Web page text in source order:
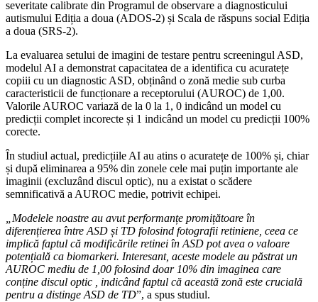
severitate calibrate din Programul de observare a diagnosticului
autismului Ediția a doua (ADOS-2) și Scala de răspuns social Ediția
a doua (SRS-2).
La evaluarea setului de imagini de testare pentru screeningul ASD,
modelul AI a demonstrat capacitatea de a identifica cu acuratețe
copiii cu un diagnostic ASD, obținând o zonă medie sub curba
caracteristicii de funcționare a receptorului (AUROC) de 1,00.
Valorile AUROC variază de la 0 la 1, 0 indicând un model cu
predicții complet incorecte și 1 indicând un model cu predicții 100%
corecte.
În studiul actual, predicțiile AI au atins o acuratețe de 100% și, chiar
și după eliminarea a 95% din zonele cele mai puțin importante ale
imaginii (excluzând discul optic), nu a existat o scădere
semnificativă a AUROC medie, potrivit echipei.
„Modelele noastre au avut performanțe promițătoare în
diferențierea între ASD și TD folosind fotografii retiniene, ceea ce
implică faptul că modificările retinei în ASD pot avea o valoare
potențială ca biomarkeri. Interesant, aceste modele au păstrat un
AUROC mediu de 1,00 folosind doar 10% din imaginea care
conține discul optic , indicând faptul că această zonă este crucială
pentru a distinge ASD de TD”, a spus studiul.